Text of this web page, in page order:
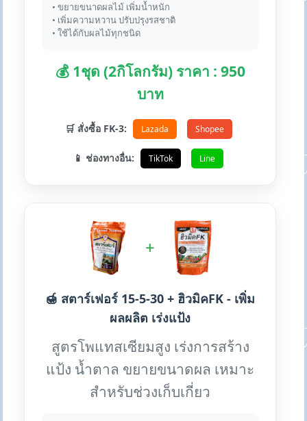
• ขยายขนาดผลไม้ เพิ่มน้ำหนัก
• เพิ่มความหวาน ปรับปรุงรสชาติ
• ใช้ได้กับผลไม้ทุกชนิด
💰 1ชุด (2กิโลกรัม) ราคา : 950
บาท
🛒 สั่งซื้อ FK-3: Lazada Shopee
📱 ช่องทางอื่น: TikTok Line
+
🍯 สตาร์เฟอร์ 15-5-30 + ฮิวมิคFK - เพิ่ม
ผลผลิต เร่งแป้ง
สูตรโพแทสเซียมสูง เร่งการสร้าง
แป้ง น้ำตาล ขยายขนาดผล เหมาะ
สำหรับช่วงเก็บเกี่ยว